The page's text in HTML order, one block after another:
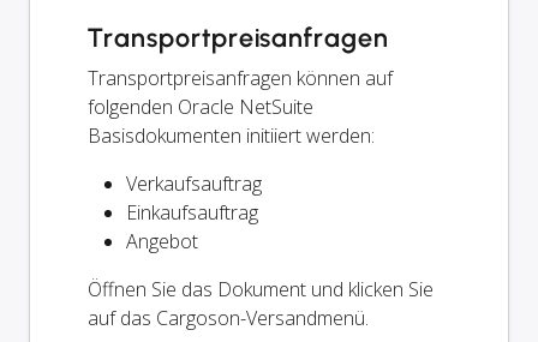
Transportpreisanfragen
Transportpreisanfragen können auf
folgenden Oracle NetSuite
Basisdokumenten initiiert werden:
Verkaufsauftrag
Einkaufsauftrag
Angebot
Öffnen Sie das Dokument und klicken Sie
auf das Cargoson-Versandmenü.